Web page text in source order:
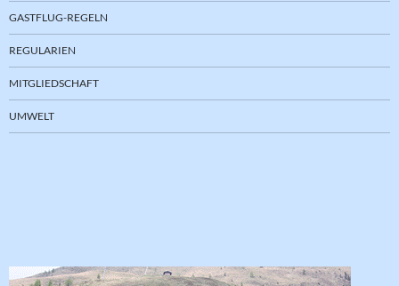
GASTFLUG-REGELN
REGULARIEN
MITGLIEDSCHAFT
UMWELT